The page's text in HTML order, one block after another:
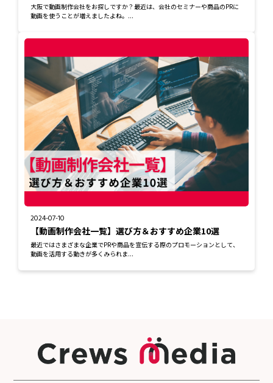
大阪で動画制作会社をお探しですか？最近は、会社のセミナーや商品のPRに
動画を使うことが増えましたよね。...
2024-07-10
【動画制作会社一覧】選び方＆おすすめ企業10選
最近ではさまざまな企業でPRや商品を宣伝する際のプロモーションとして、
動画を活用する動きが多くみられま...